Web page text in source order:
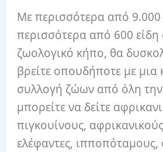
Με περισσότερα από
περισσότερα από 600 είδη
ζωολογικό κήπο, θα
βρείτε οπουδήποτε με μια
συλλογή ζώων από όλη
μπορείτε να δείτε
πιγκουίνους,
ελέφαντες, ιπποπόταμους,